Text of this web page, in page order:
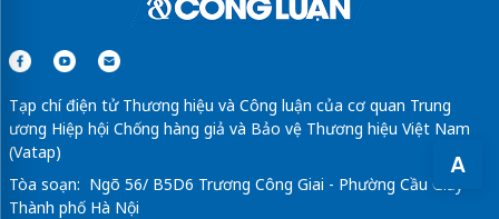
A
Tạp chí điện tử Thương hiệu và Công luận của cơ quan Trung
ương Hiệp hội Chống hàng giả và Bảo vệ Thương hiệu Việt Nam
(Vatap)
Tòa soạn: Ngõ 56/ B5D6 Trương Công Giai - Phường Cầu Giấy -
Thành phố Hà Nội